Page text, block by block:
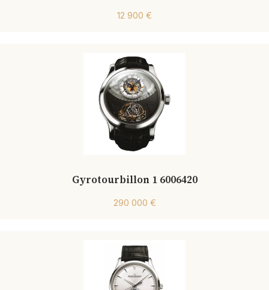
12 900 €
Gyrotourbillon 1 6006420
290 000 €